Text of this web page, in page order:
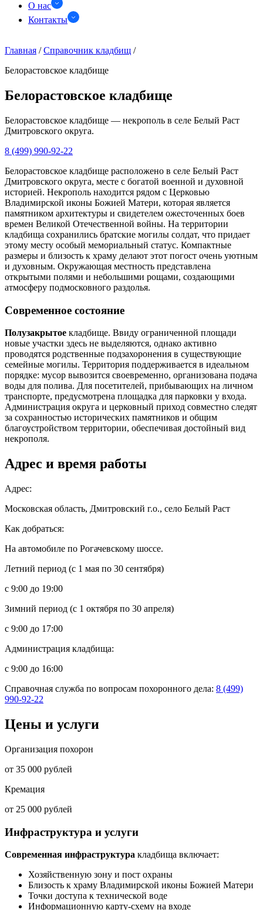
О нас
Контакты
Главная / Справочник кладбищ /
Белорастовское кладбище
Белорастовское кладбище
Белорастовское кладбище — некрополь в селе Белый Раст
Дмитровского округа.
8 (499) 990-92-22
Белорастовское кладбище расположено в селе Белый Раст
Дмитровского округа, месте с богатой военной и духовной
историей. Некрополь находится рядом с Церковью
Владимирской иконы Божией Матери, которая является
памятником архитектуры и свидетелем ожесточенных боев
времен Великой Отечественной войны. На территории
кладбища сохранились братские могилы солдат, что придает
этому месту особый мемориальный статус. Компактные
размеры и близость к храму делают этот погост очень уютным
и духовным. Окружающая местность представлена
открытыми полями и небольшими рощами, создающими
атмосферу подмосковного раздолья.
Современное состояние
Полузакрытое кладбище. Ввиду ограниченной площади
новые участки здесь не выделяются, однако активно
проводятся родственные подзахоронения в существующие
семейные могилы. Территория поддерживается в идеальном
порядке: мусор вывозится своевременно, организована подача
воды для полива. Для посетителей, прибывающих на личном
транспорте, предусмотрена площадка для парковки у входа.
Администрация округа и церковный приход совместно следят
за сохранностью исторических памятников и общим
благоустройством территории, обеспечивая достойный вид
некрополя.
Адрес и время работы
Адрес:
Московская область, Дмитровский г.о., село Белый Раст
Как добраться:
На автомобиле по Рогачевскому шоссе.
Летний период (с 1 мая по 30 сентября)
с 9:00 до 19:00
Зимний период (с 1 октября по 30 апреля)
с 9:00 до 17:00
Администрация кладбища:
с 9:00 до 16:00
Справочная служба по вопросам похоронного дела: 8 (499)
990-92-22
Цены и услуги
Организация похорон
от 35 000 рублей
Кремация
от 25 000 рублей
Инфраструктура и услуги
Современная инфраструктура кладбища включает:
Хозяйственную зону и пост охраны
Близость к храму Владимирской иконы Божией Матери
Точки доступа к технической воде
Информационную карту-схему на входе